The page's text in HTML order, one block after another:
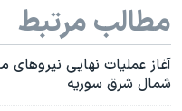
مطالب مرتبط
آغاز عملیات نهایی نیروهای
شمال شرق سوریه